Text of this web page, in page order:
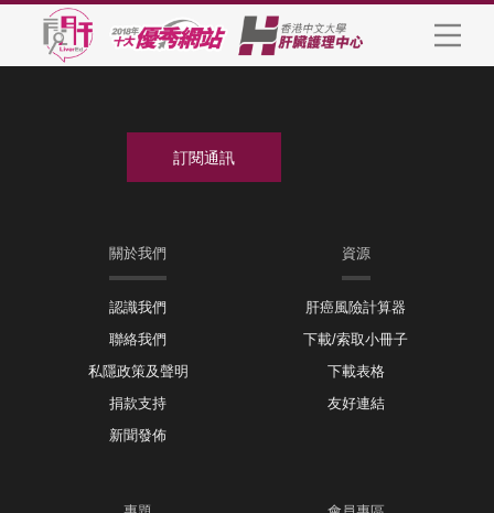
關於我們
認識我們
聯絡我們
私隱政策及聲明
捐款支持
新聞發佈
資源
肝癌風險計算器
下載/索取小冊子
下載表格
友好連結